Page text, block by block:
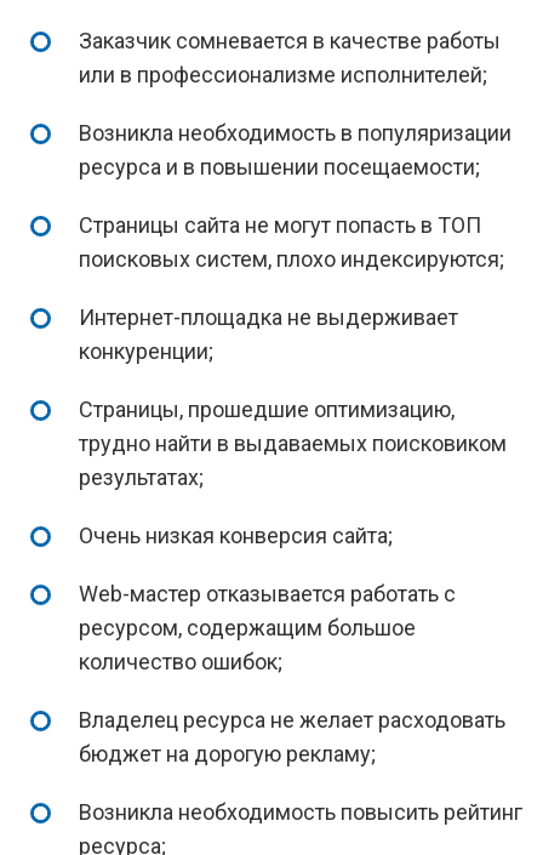
Заказчик сомневается в качестве работы
или в профессионализме исполнителей;
Возникла необходимость в популяризации
ресурса и в повышении посещаемости;
Страницы сайта не могут попасть в ТОП
поисковых систем, плохо индексируются;
Интернет-площадка не выдерживает
конкуренции;
Страницы, прошедшие оптимизацию,
трудно найти в выдаваемых поисковиком
результатах;
Очень низкая конверсия сайта;
Web-мастер отказывается работать с
ресурсом, содержащим большое
количество ошибок;
Владелец ресурса не желает расходовать
бюджет на дорогую рекламу;
Возникла необходимость повысить рейтинг
ресурса;